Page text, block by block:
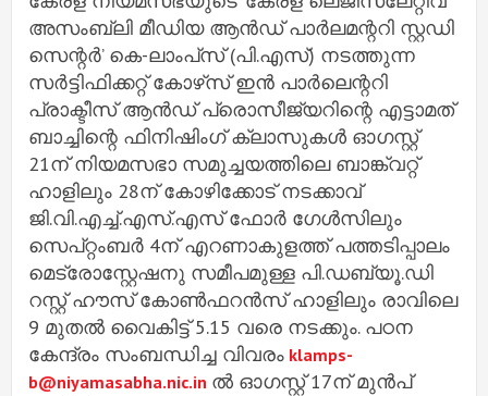
അസംബ്ലി മീഡിയ ആൻഡ് പാർലമന്ററി സ്റ്റഡി
സെന്റർ’ കെ-ലാംപ്‌സ് (പി.എസ്) നടത്തുന്ന
സർട്ടിഫിക്കറ്റ് കോഴ്‌സ് ഇൻ പാർലെന്ററി
പ്രാക്ടീസ് ആൻഡ് പ്രൊസീജ്യറിന്റെ എട്ടാമത്
ബാച്ചിന്റെ ഫിനിഷിംഗ് ക്ലാസുകൾ ഓഗസ്റ്റ്
21ന് നിയമസഭാ സമുച്ചയത്തിലെ ബാങ്ക്വറ്റ്
ഹാളിലും 28ന് കോഴിക്കോട് നടക്കാവ്
ജി.വി.എച്ച്.എസ്.എസ് ഫോർ ഗേൾസിലും
സെപ്റ്റംബർ 4ന് എറണാകുളത്ത് പത്തടിപ്പാലം
മെട്രോസ്റ്റേഷനു സമീപമുള്ള പി.ഡബ്യൂ.ഡി
റസ്റ്റ് ഹൗസ് കോൺഫറൻസ് ഹാളിലും രാവിലെ
9 മുതൽ വൈകിട്ട് 5.15 വരെ നടക്കും. പഠന
കേന്ദ്രം സംബന്ധിച്ച വിവരം klamps-
b@niyamasabha.nic.in ൽ ഓഗസ്റ്റ് 17ന് മുൻപ്